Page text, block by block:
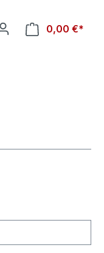
0,00 €*